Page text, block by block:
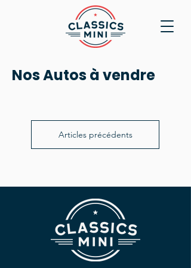
Nos Autos à vendre
Articles précédents